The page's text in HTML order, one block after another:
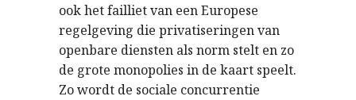
ook het failliet van een Europese
regelgeving die privatiseringen van
openbare diensten als norm stelt en zo
de grote monopolies in de kaart speelt.
Zo wordt de sociale concurrentie